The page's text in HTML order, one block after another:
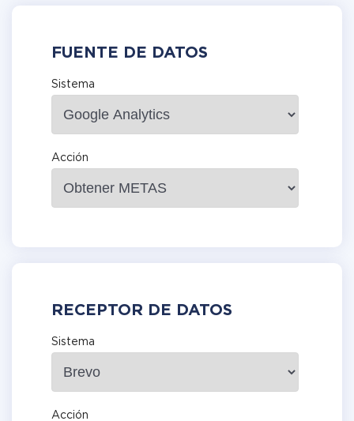
FUENTE DE DATOS
Sistema
Acción
RECEPTOR DE DATOS
Sistema
Acción